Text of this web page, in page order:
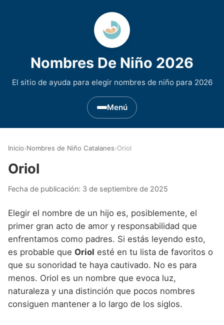
Nombres De Niño 2026
El sitio de ayuda para elegir nombres de niño para 2026
Menú
Nombres de niño que empiezan por D
Nombres de niño que empiezan por E
Nombres de niño que empiezan por F
Nombres de niño que empiezan por G
Nombres de niño que empiezan por H
Nombres de Niño Asturianos
Nombres de Niño Baleares
Nombres de Niño Cantabros
Nombres de Niño Castellanos
Nombres de Niño Celtas
Nombres de Niño Egipcios
Nombres de Niño Griegos
Nombres de Niño Mitologicos
Nombres de Niño Romanos
Nombres de Niño Alemanes
Nombres de Niño Americanos
Nombres de Niño Arabes
Nombres de Niño Chinos
Nombres de Niño Franceses
Buscar
Inicio›Nombres de Niño Catalanes›Oriol
Oriol
Fecha de publicación: 3 de septiembre de 2025
Elegir el nombre de un hijo es, posiblemente, el
primer gran acto de amor y responsabilidad que
enfrentamos como padres. Si estás leyendo esto,
es probable que Oriol esté en tu lista de favoritos o
que su sonoridad te haya cautivado. No es para
menos. Oriol es un nombre que evoca luz,
naturaleza y una distinción que pocos nombres
consiguen mantener a lo largo de los siglos.